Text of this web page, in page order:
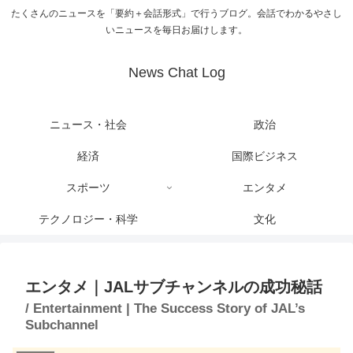
たくさんのニュースを「要約＋会話形式」で行うブログ。会話でわかるやさし
いニュースを毎日お届けします。
News Chat Log
ニュース・社会 政治
経済 国際ビジネス
スポーツ エンタメ
テクノロジー・科学 文化
エンタメ｜JALサブチャンネルの成功秘話
/ Entertainment | The Success Story of JAL’s
Subchannel